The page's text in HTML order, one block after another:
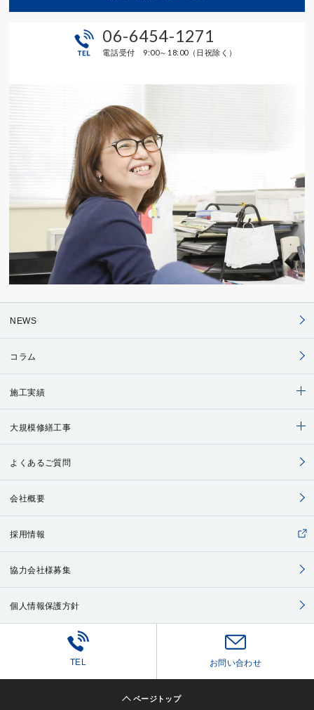
06-6454-1271
電話受付 9:00～18:00（日祝除く）
NEWS
コラム
施工実績
大規模修繕工事
よくあるご質問
会社概要
採用情報
協力会社様募集
個人情報保護方針
TEL お問い合わせ
ページトップ